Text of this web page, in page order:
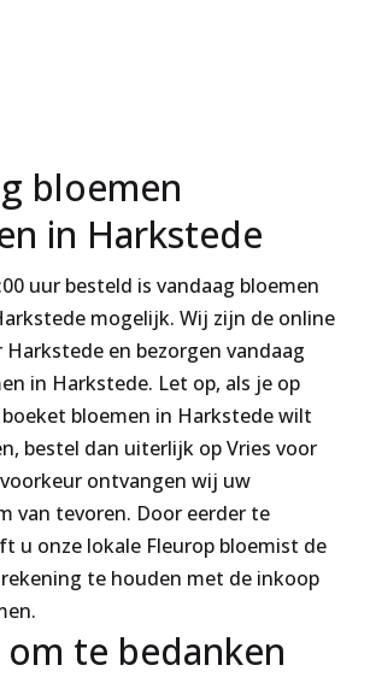
bloemen
in Harkstede
uur besteld is vandaag bloemen
mogelijk. Wij zijn de online
en bezorgen vandaag
in Harkstede. Let op, als je op
bloemen in Harkstede wilt
bestel dan uiterlijk op Vries voor
ontvangen wij uw
van tevoren. Door eerder te
u onze lokale Fleurop bloemist de
te houden met de inkoop
te bedanken